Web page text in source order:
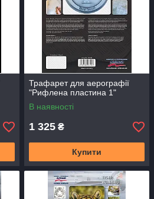
Трафарет для аерографії
"Рифлена пластина 1"
В наявності
1 325 ₴
Купити